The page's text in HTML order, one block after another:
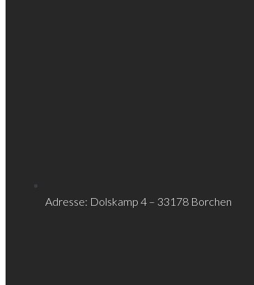
Adresse: Dolskamp 4 – 33178 Borchen